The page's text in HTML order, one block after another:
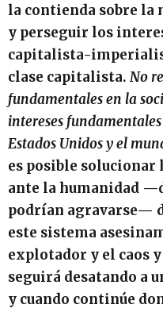
la contienda sobre la
y perseguir los
capitalista-
clase capitalista. No
fundamentales en la
intereses
Estados Unidos y el
es posible solucionar
ante la humanidad
podrían agravarse—
este sistema
explotador y el caos
seguirá desatando a
y cuando continúe